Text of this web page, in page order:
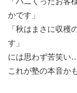
かです」
「秋はまさに収穫
す」
には思わず苦笑い
これが塾の本音か